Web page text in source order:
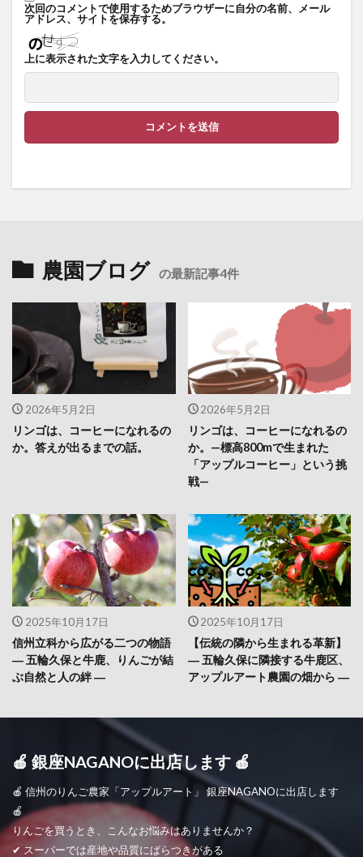
次回のコメントで使用するためブラウザーに自分の名前、メール
アドレス、サイトを保存する。
上に表示された文字を入力してください。
農園ブログ の最新記事4件
2026年5月2日
リンゴは、コーヒーになれるの
か。答えが出るまでの話。
2026年5月2日
リンゴは、コーヒーになれるの
か。—標高800mで生まれた
「アップルコーヒー」という挑
戦—
2025年10月17日
信州立科から広がる二つの物語
― 五輪久保と牛鹿、りんごが結
ぶ自然と人の絆 ―
2025年10月17日
【伝統の隣から生まれる革新】
― 五輪久保に隣接する牛鹿区、
アップルアート農園の畑から ―
🍎 銀座NAGANOに出店します 🍎
🍎 信州のりんご農家「アップルアート」 銀座NAGANOに出店します
🍎
りんごを買うとき、こんなお悩みはありませんか？
✔ スーパーでは産地や品質にばらつきがある